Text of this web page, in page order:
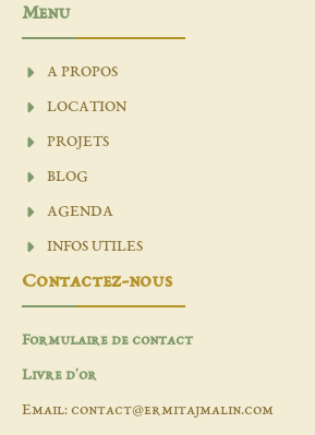
Menu
A PROPOS
LOCATION
PROJETS
BLOG
AGENDA
INFOS UTILES
Contactez-nous
Formulaire de contact
Livre d'or
Email: contact@ermitajmalin.com